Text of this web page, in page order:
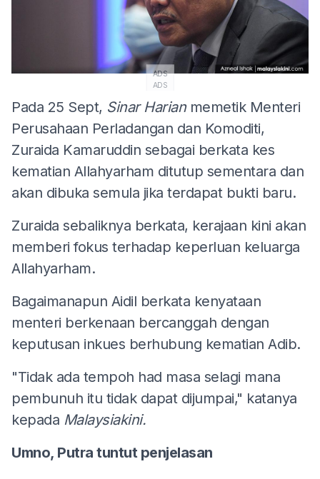
ADS
ADS
Pada 25 Sept, Sinar Harianmemetik Menteri
Perusahaan Perladangan dan Komoditi,
Zuraida Kamaruddin sebagai berkata kes
kematian Allahyarham ditutup sementara dan
akan dibuka semula jika terdapat bukti baru.
Zuraida sebaliknya berkata, kerajaan kini akan
memberi fokus terhadap keperluan keluarga
Allahyarham.
Bagaimanapun Aidil berkata kenyataan
menteri berkenaan bercanggah dengan
keputusan inkues berhubung kematian Adib.
"Tidak ada tempoh had masa selagi mana
pembunuh itu tidak dapat dijumpai," katanya
kepada Malaysiakini.
Umno, Putra tuntut penjelasan